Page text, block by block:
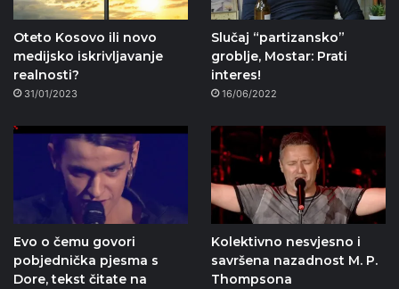
Oteto Kosovo ili novo
medijsko iskrivljavanje
realnosti?
31/01/2023
Slučaj “partizansko”
groblje, Mostar: Prati
interes!
16/06/2022
Evo o čemu govori
pobjednička pjesma s
Dore, tekst čitate na
Kolektivno nesvjesno i
savršena nazadnost M. P.
Thompsona